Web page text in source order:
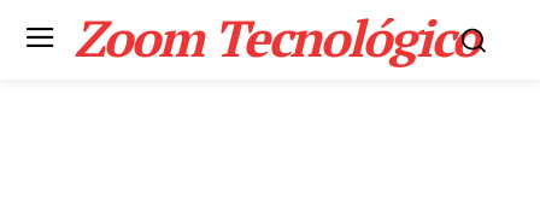
Zoom Tecnológico